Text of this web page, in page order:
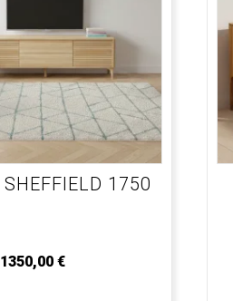
1750
1350,00€